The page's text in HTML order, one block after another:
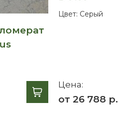
Цвет: Серый
Цена:
от 26 788 р.